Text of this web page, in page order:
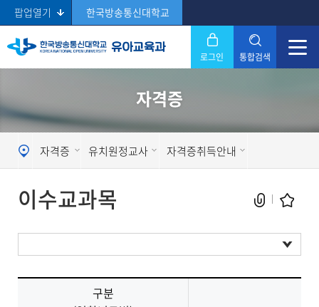
팝업열기 한국방송통신대학교
로그인 통합검색
Search 닫기
자격증
자격증 유치원정교사 자격증취득안내
현재 페이지를 즐겨찾는 메뉴로
이수교과목
구분